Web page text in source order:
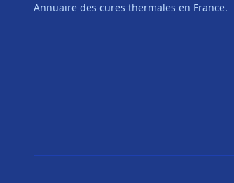
Annuaire des cures thermales en France.